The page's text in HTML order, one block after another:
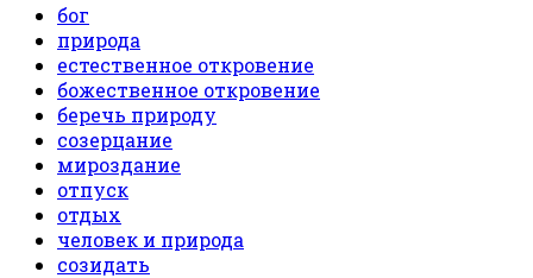
бог
природа
естественное откровение
божественное откровение
беречь природу
созерцание
мироздание
отпуск
отдых
человек и природа
созидать